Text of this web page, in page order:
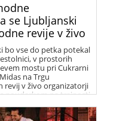
se Ljubljanski
revije v živo
bo vse do petka potekal
v prostorih
mostu pri Cukrarni
na Trgu
revij v živo organizatorji
poudarkom na trajnosti